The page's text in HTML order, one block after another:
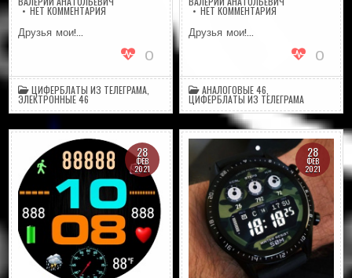
НЕТ КОММЕНТАРИЯНА
Друзья мои!…
0
ЦИФЕРБЛАТЫ ИЗ ТЕЛЕГРАМА
ЭЛЕКТРОННЫЕ 46
НЕТ КОММЕНТАРИЯНА
MYWATCHLONDON
Друзья мои!…
0
АНАЛОГОВЫЕ 46
ЦИФЕРБЛАТЫ ИЗ ТЕЛЕГРАМА
28
ФЕВ
2021
28
ФЕВ
2021